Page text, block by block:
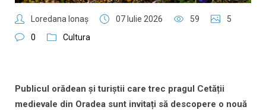
Loredana Ionaş 07 Iulie 2026 59
5
0
Cultura
Publicul orădean și turiștii care trec pragul Cetății
medievale din Oradea sunt invitați să descopere o nouă